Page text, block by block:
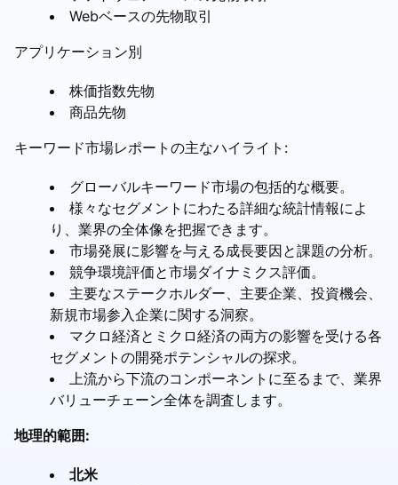
Webベースの先物取引
アプリケーション別
株価指数先物
商品先物
キーワード市場レポートの主なハイライト:
グローバルキーワード市場の包括的な概要。
様々なセグメントにわたる詳細な統計情報によ
り、業界の全体像を把握できます。
市場発展に影響を与える成長要因と課題の分析。
競争環境評価と市場ダイナミクス評価。
主要なステークホルダー、主要企業、投資機会、
新規市場参入企業に関する洞察。
マクロ経済とミクロ経済の両方の影響を受ける各
セグメントの開発ポテンシャルの探求。
上流から下流のコンポーネントに至るまで、業界
バリューチェーン全体を調査します。
地理的範囲:
北米